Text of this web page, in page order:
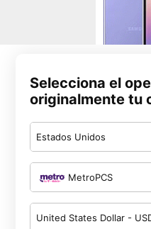
Selecciona el
originalmente tu
Estados Unidos
MetroPCS
United States Dollar -